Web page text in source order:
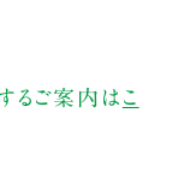
るご案内は こ